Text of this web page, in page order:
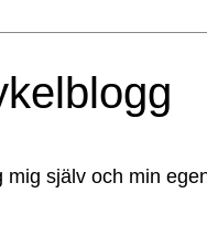
själv och min